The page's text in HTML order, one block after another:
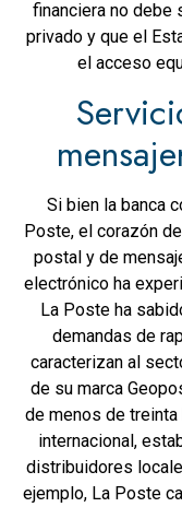
financiera no debe
privado y que el
el acceso
Si bien la banca
Poste, el corazón
postal y de
electrónico ha
La Poste ha
demandas de
caracterizan al
de su marca
de menos de
internacional,
distribuidores
ejemplo, La Poste